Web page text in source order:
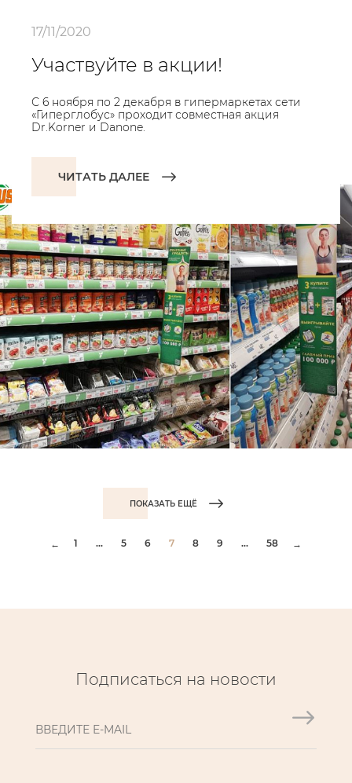
17/11/2020
Участвуйте в акции!
С 6 ноября по 2 декабря в гипермаркетах сети
«Гиперглобус» проходит совместная акция
Dr.Korner и Danone.
ЧИТАТЬ ДАЛЕЕ
ПОКАЗАТЬ ЕЩЁ
← 1 ... 5 6 7 8 9 ... 58 →
Подписаться на новости